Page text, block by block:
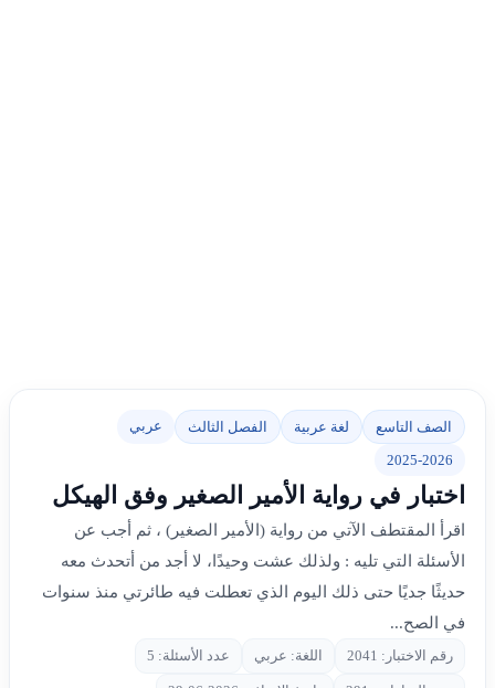
الصف التاسع لغة عربية الفصل الثالث عربي
2025-2026
اختبار في رواية الأمير الصغير وفق الهيكل
اقرأ المقتطف الآتي من رواية (الأمير الصغير) ، ثم أجب عن
الأسئلة التي تليه : ولذلك عشت وحيدًا، لا أجد من أتحدث معه
حديثًا جديًا حتى ذلك اليوم الذي تعطلت فيه طائرتي منذ سنوات
في الصح...
رقم الاختبار: 2041 اللغة: عربي عدد الأسئلة: 5